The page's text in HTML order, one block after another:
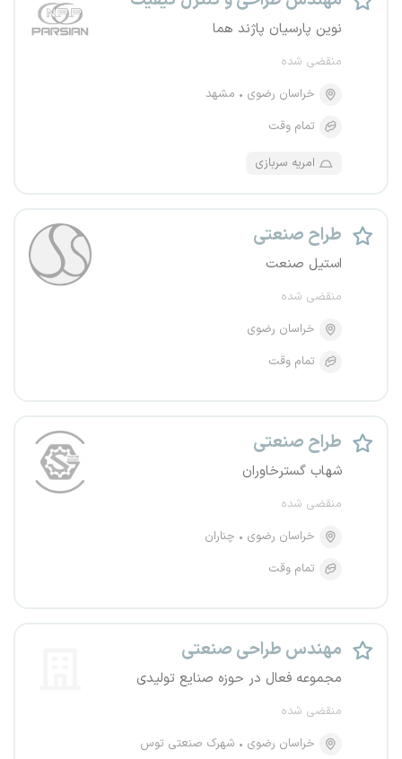
نوین پارسیان پاژند هما
منقضی شده
خراسان رضوی
مشهد
تمام وقت
امریه سربازی
طراح صنعتی
استیل صنعت
منقضی شده
خراسان رضوی
تمام وقت
طراح صنعتی
شهاب گسترخاوران
منقضی شده
خراسان رضوی
چناران
تمام وقت
مهندس طراحی صنعتی
مجموعه فعال در حوزه صنایع تولیدی
منقضی شده
خراسان رضوی
شهرک صنعتی توس